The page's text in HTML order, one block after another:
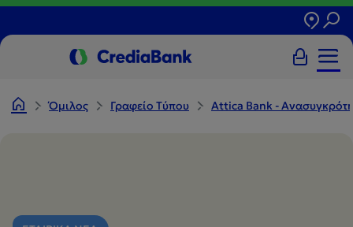
Όμιλος Γραφείο Tύπου Attica Bank -